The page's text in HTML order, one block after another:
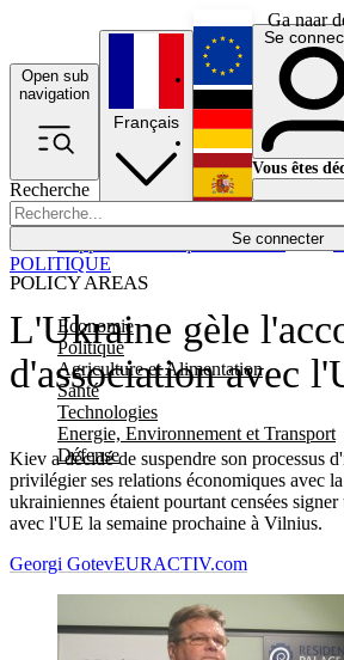
Ga naar
Open sub
navigation
Recherche
Se connecter
POLICY AREAS
Economie
Politique
Agriculture et Alimentation
Santé
Technologies
Energie, Environnement et Transport
Défense
Économie
Français
English
Deutsch
Español
Se
Vous êtes
L'Ukraine gèle
d'association avec
Kiev a décidé de suspendre son processus
privilégier ses relations économiques avec
ukrainiennes étaient pourtant censées
avec l'UE la semaine prochaine à Vilnius.
POLITIQUE
Georgi GotevEURACTIV.com